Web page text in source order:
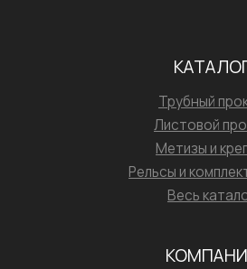
Трубный
Листовой
Метизы и
Рельсы и
Весь